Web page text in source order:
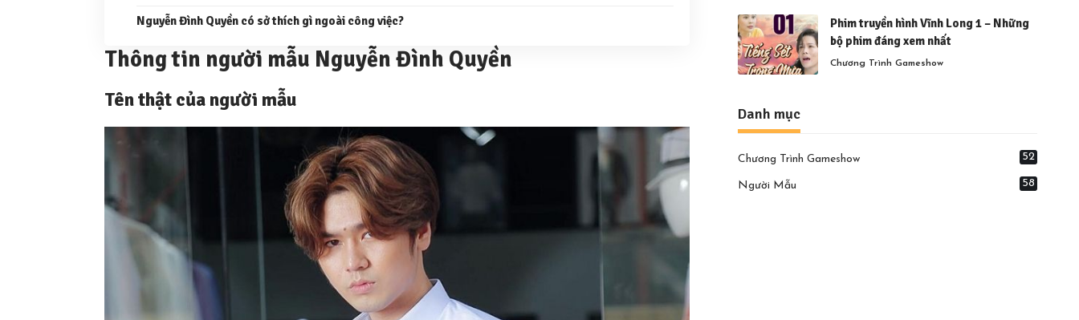
Nguyễn Đình Quyền có sở thích gì ngoài công việc?
Thông tin người mẫu Nguyễn Đình Quyền
Tên thật của người mẫu
Phim truyền hình Vĩnh Long 1 – Những
bộ phim đáng xem nhất
Chương Trình Gameshow
Danh mục
Chương Trình Gameshow 52
Người Mẫu 58